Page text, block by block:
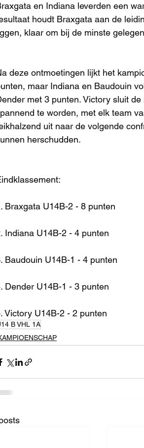
en Indiana leverden een
houdt Braxgata aan de
klaar om bij de minste
deze ontmoetingen lijkt het
maar Indiana en Baudouin
met 3 punten. Victory sluit
te worden, met elk team
uit naar de volgende
herschudden.
Braxgata U14B-2 - 8 punten
Indiana U14B-2 - 4 punten
Baudouin U14B-1 - 4 punten
Dender U14B-1 - 3 punten
Victory U14B-2 - 2 punten
B VHL 1A